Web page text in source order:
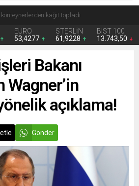
vurdu
EURO
53,4277
STERLİN
61,9228
BIST 100
13.743,50
Bakanı
Wagner’in
açıklama!
Gönder